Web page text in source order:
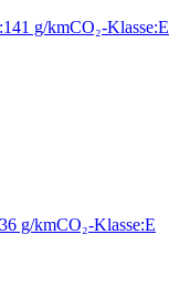
141 g/kmCO₂-Klasse:E
g/kmCO₂-Klasse:E